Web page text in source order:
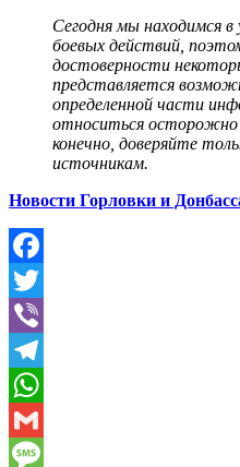
Сегодня мы находимся
боевых действий,
достоверности
представляется
определенной части
относиться осторожно
конечно, доверяйте
источникам.
Новости Горловки и
Facebook
Twitter
Viber
Telegram
WhatsApp
Gmail